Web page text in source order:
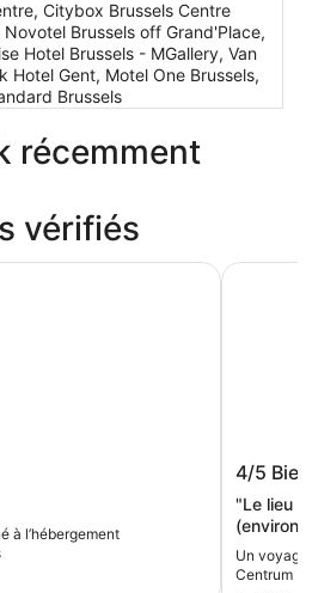
Citybox Brussels Centre
Novotel Brussels off Grand'Place,
Hotel Brussels - MGallery, Van
Hotel Gent, Motel One Brussels,
Brussels
récemment
vérifiés
Wiltcher's
à l’hébergement
a&o
4/5 Bien
"Le lieu
(environ
mais
Un
Centrum
a&o